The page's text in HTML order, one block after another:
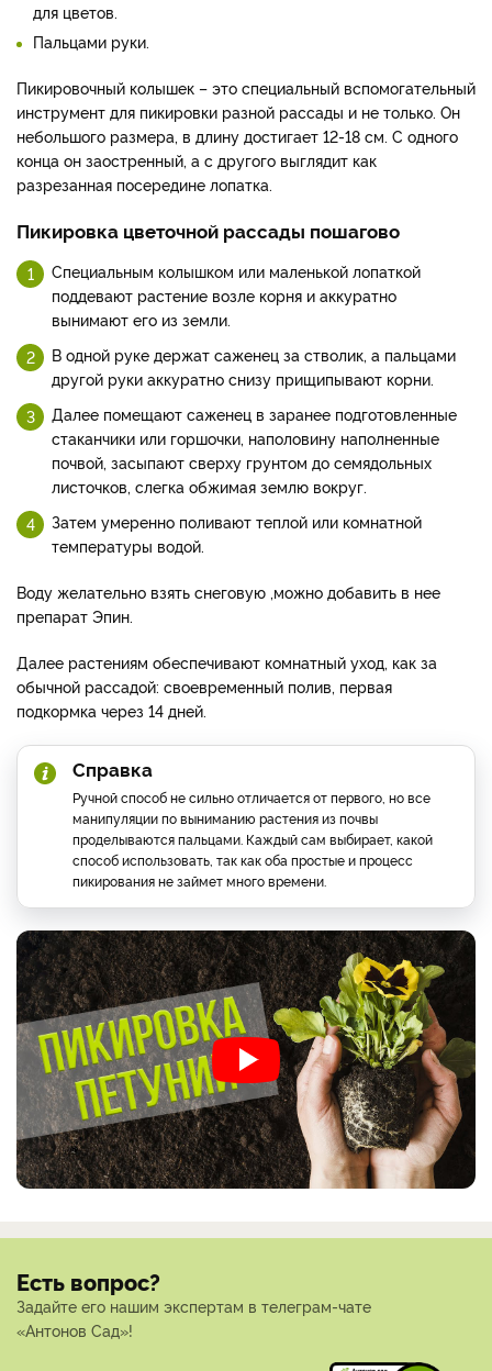
для цветов.
Пальцами руки.
Пикировочный колышек – это специальный вспомогательный
инструмент для пикировки разной рассады и не только. Он
небольшого размера, в длину достигает 12-18 см. С одного
конца он заостренный, а с другого выглядит как
разрезанная посередине лопатка.
Пикировка цветочной рассады пошагово
Специальным колышком или маленькой лопаткой
поддевают растение возле корня и аккуратно
вынимают его из земли.
В одной руке держат саженец за стволик, а пальцами
другой руки аккуратно снизу прищипывают корни.
Далее помещают саженец в заранее подготовленные
стаканчики или горшочки, наполовину наполненные
почвой, засыпают сверху грунтом до семядольных
листочков, слегка обжимая землю вокруг.
Затем умеренно поливают теплой или комнатной
температуры водой.
Воду желательно взять снеговую ,можно добавить в нее
препарат Эпин.
Далее растениям обеспечивают комнатный уход, как за
обычной рассадой: своевременный полив, первая
подкормка через 14 дней.
Справка
Ручной способ не сильно отличается от первого, но все
манипуляции по выниманию растения из почвы
проделываются пальцами. Каждый сам выбирает, какой
способ использовать, так как оба простые и процесс
пикирования не займет много времени.
Есть вопрос?
Задайте его нашим экспертам в телеграм-чате
«Антонов Сад»!